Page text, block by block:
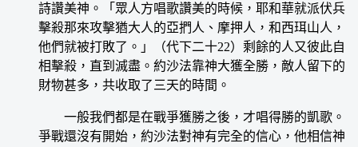
詩讚美神。「眾人方唱歌讚美的時候，耶和華就派伏兵
擊殺那來攻擊猶大人的亞捫人、摩押人，和西珥山人，
他們就被打敗了。」（代下二十22）剩餘的人又彼此自
相擊殺，直到滅盡。約沙法靠神大獲全勝，敵人留下的
財物甚多，共收取了三天的時間。
一般我們都是在戰爭獲勝之後，才唱得勝的凱歌。
爭戰還沒有開始，約沙法對神有完全的信心，他相信神